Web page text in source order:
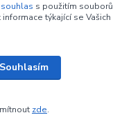
souhlas s použitím souborů
týkající se Vašich
Souhlasím
zde.